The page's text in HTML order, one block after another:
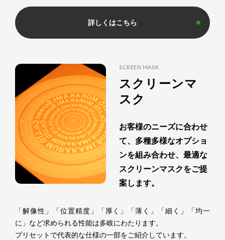
詳しくはこちら
SCREEN MASK
スクリーンマ
スク
お客様のニーズに合わせ
て、多種多様なオプショ
ンを組み合わせ、最適な
スクリーンマスクをご提
案します。
「解像性」「位置精度」「厚く」「薄く」「細く」「均一
に」など求められる性能は多岐にわたります。
プリセットで代表的な仕様の一部をご紹介しています。